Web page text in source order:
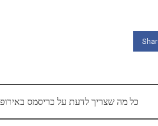
כל מה שצריך לדעת על כריסמס